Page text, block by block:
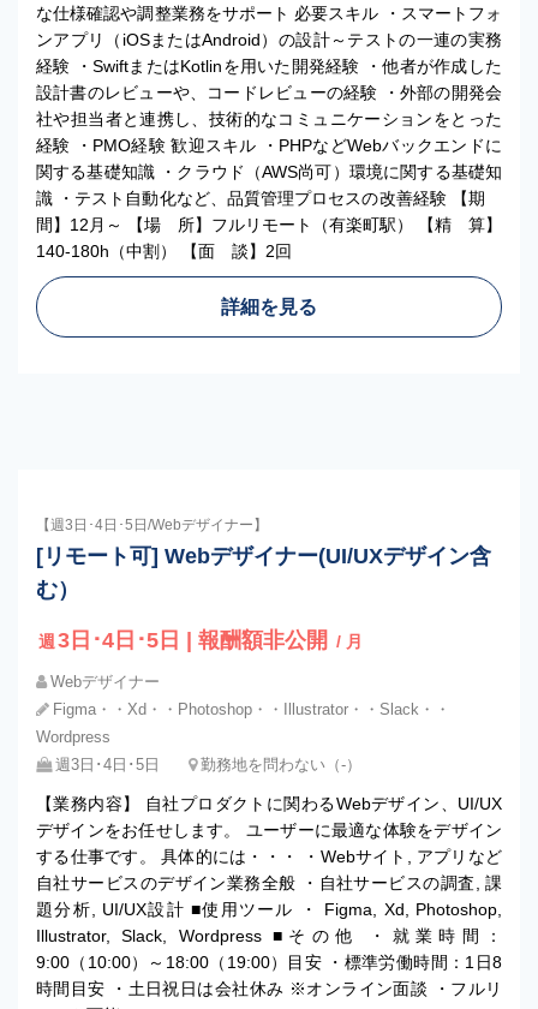
な仕様確認や調整業務をサポート 必要スキル ・スマートフォ
ンアプリ（iOSまたはAndroid）の設計～テストの一連の実務
経験 ・SwiftまたはKotlinを用いた開発経験 ・他者が作成した
設計書のレビューや、コードレビューの経験 ・外部の開発会
社や担当者と連携し、技術的なコミュニケーションをとった
経験 ・PMO経験 歓迎スキル ・PHPなどWebバックエンドに
関する基礎知識 ・クラウド（AWS尚可）環境に関する基礎知
識 ・テスト自動化など、品質管理プロセスの改善経験 【期
間】12月～ 【場 所】フルリモート（有楽町駅） 【精 算】
140-180h（中割） 【面 談】2回
詳細を見る
【週3日･4日･5日/Webデザイナー】
[リモート可] Webデザイナー(UI/UXデザイン含
む）
週 3日･4日･5日 | 報酬額非公開 / 月
Webデザイナー
Figma・・Xd・・Photoshop・・Illustrator・・Slack・・
Wordpress
週3日･4日･5日
勤務地を問わない（-）
【業務内容】 自社プロダクトに関わるWebデザイン、UI/UX
デザインをお任せします。 ユーザーに最適な体験をデザイン
する仕事です。 具体的には・・・ ・Webサイト, アプリなど
自社サービスのデザイン業務全般 ・自社サービスの調査, 課
題分析, UI/UX設計 ■使用ツール ・ Figma, Xd, Photoshop,
Illustrator, Slack, Wordpress ■その他 ・就業時間：
9:00（10:00）～18:00（19:00）目安 ・標準労働時間：1日8
時間目安 ・土日祝日は会社休み ※オンライン面談 ・フルリ